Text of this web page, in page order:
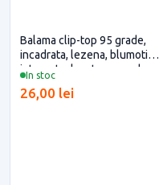
In stoc
Balama clip-top 95 grade,
incadrata, lezena, blumotion
integrat, placuta expando
eficiente
26,00 lei